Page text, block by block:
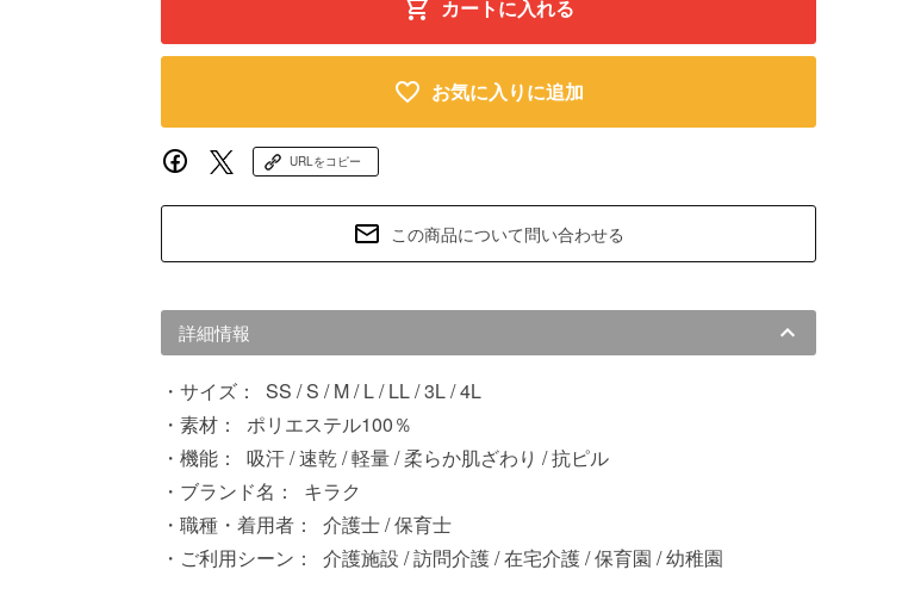
カートに入れる
お気に入りに追加
URLをコピー
この商品について問い合わせる
詳細情報
サイズ：
SS / S / M / L / LL / 3L / 4L
素材：
ポリエステル100％
機能：
吸汗 / 速乾 / 軽量 / 柔らか肌ざわり / 抗ピル
ブランド名：
キラク
職種・着用者：
介護士 / 保育士
ご利用シーン：
介護施設 / 訪問介護 / 在宅介護 / 保育園 / 幼稚園